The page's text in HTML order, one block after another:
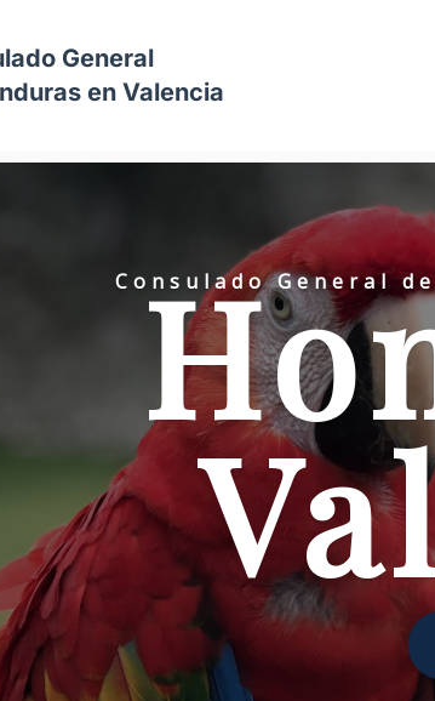
General
en Valencia
Consulado General de